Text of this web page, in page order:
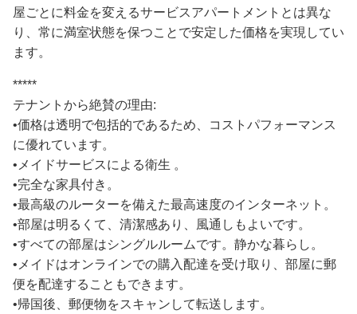
屋ごとに料金を変えるサービスアパートメントとは異な
り、常に満室状態を保つことで安定した価格を実現してい
ます。
*****
テナントから絶賛の理由:
•価格は透明で包括的であるため、コストパフォーマンス
に優れています。
•メイドサービスによる衛生 。
•完全な家具付き。
•最高級のルーターを備えた最高速度のインターネット。
•部屋は明るくて、清潔感あり、風通しもよいです。
•すべての部屋はシングルルームです。静かな暮らし。
•メイドはオンラインでの購入配達を受け取り、部屋に郵
便を配達することもできます。
•帰国後、郵便物をスキャンして転送します。